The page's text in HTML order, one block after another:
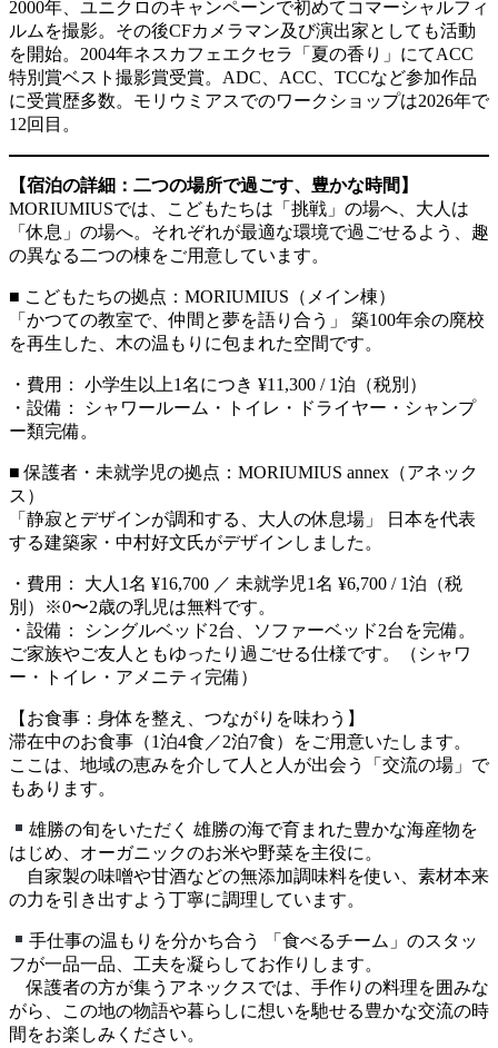
2000年、ユニクロのキャンペーンで初めてコマーシャルフィ
ルムを撮影。その後CFカメラマン及び演出家としても活動
を開始。2004年ネスカフェエクセラ「夏の香り」にてACC
特別賞ベスト撮影賞受賞。ADC、ACC、TCCなど参加作品
に受賞歴多数。モリウミアスでのワークショップは2026年で
12回目。
【宿泊の詳細：二つの場所で過ごす、豊かな時間】
MORIUMIUSでは、こどもたちは「挑戦」の場へ、大人は
「休息」の場へ。それぞれが最適な環境で過ごせるよう、趣
の異なる二つの棟をご用意しています。
■ こどもたちの拠点：MORIUMIUS（メイン棟）
「かつての教室で、仲間と夢を語り合う」 築100年余の廃校
を再生した、木の温もりに包まれた空間です。
・費用： 小学生以上1名につき ¥11,300 / 1泊（税別）
・設備： シャワールーム・トイレ・ドライヤー・シャンプ
ー類完備。
■ 保護者・未就学児の拠点：MORIUMIUS annex（アネック
ス）
「静寂とデザインが調和する、大人の休息場」 日本を代表
する建築家・中村好文氏がデザインしました。
・費用： 大人1名 ¥16,700 ／ 未就学児1名 ¥6,700 / 1泊（税
別）※0〜2歳の乳児は無料です。
・設備： シングルベッド2台、ソファーベッド2台を完備。
ご家族やご友人ともゆったり過ごせる仕様です。（シャワ
ー・トイレ・アメニティ完備）
【お食事：身体を整え、つながりを味わう】
滞在中のお食事（1泊4食／2泊7食）をご用意いたします。
ここは、地域の恵みを介して人と人が出会う「交流の場」で
もあります。
雄勝の旬をいただく 雄勝の海で育まれた豊かな海産物を
はじめ、オーガニックのお米や野菜を主役に。
自家製の味噌や甘酒などの無添加調味料を使い、素材本来
の力を引き出すよう丁寧に調理しています。
手仕事の温もりを分かち合う 「食べるチーム」のスタッ
フが一品一品、工夫を凝らしてお作りします。
保護者の方が集うアネックスでは、手作りの料理を囲みな
がら、この地の物語や暮らしに想いを馳せる豊かな交流の時
間をお楽しみください。